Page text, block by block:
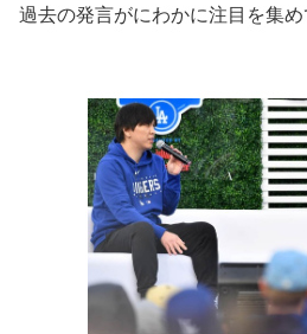
過去の発言がにわかに注目を集め